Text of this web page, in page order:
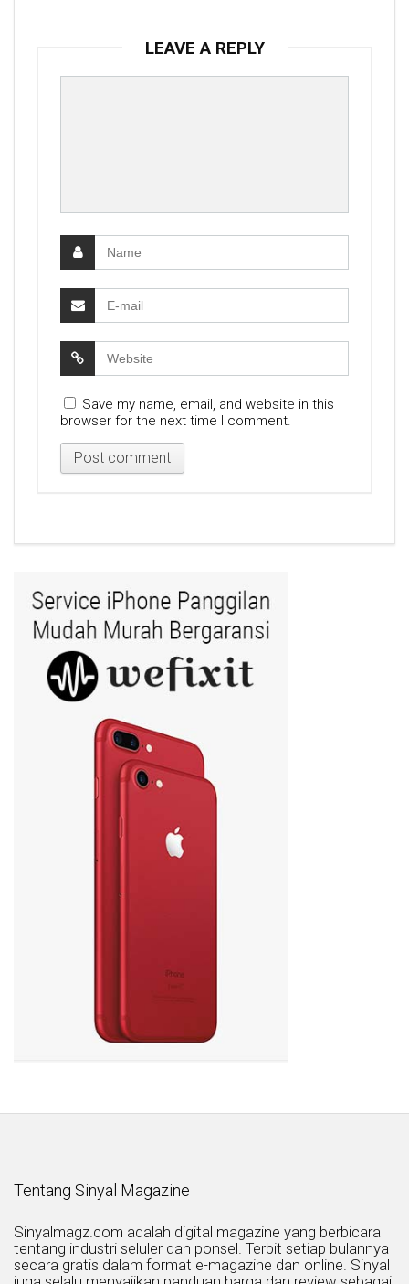
LEAVE A REPLY
Save my name, email, and website in this
browser for the next time I comment.
Tentang Sinyal Magazine
Sinyalmagz.com adalah digital magazine yang berbicara
tentang industri seluler dan ponsel. Terbit setiap bulannya
secara gratis dalam format e-magazine dan online. Sinyal